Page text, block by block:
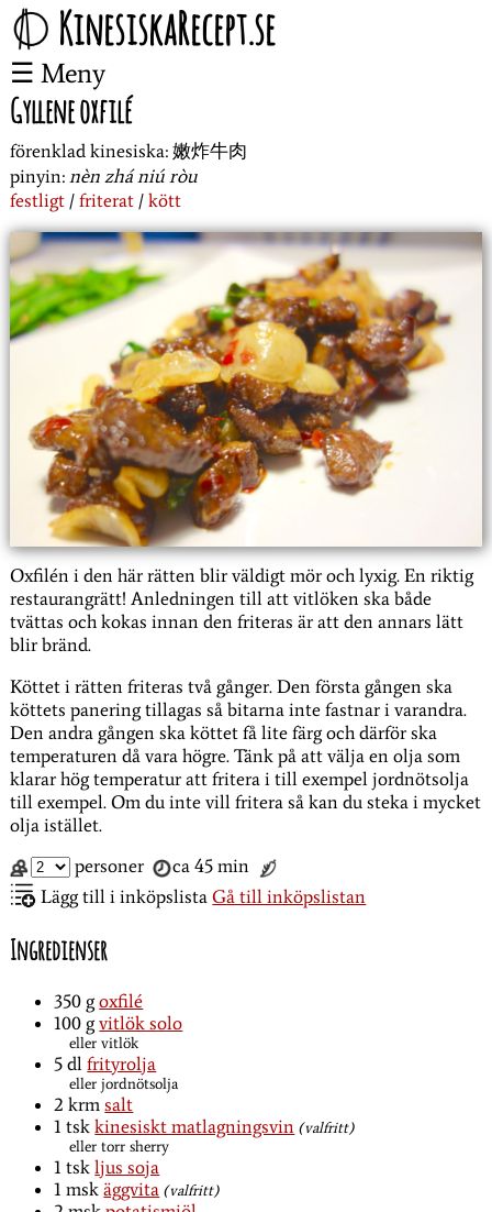
KinesiskaRecept.se
Meny
Gyllene oxfilé
förenklad kinesiska:嫩炸牛肉
pinyin:nèn zhá niú ròu
festligt
friterat kött
Oxfilén i den här rätten blir väldigt mör och lyxig. En riktig
restaurangrätt! Anledningen till att vitlöken ska både
tvättas och kokas innan den friteras är att den annars lätt
blir bränd.
Köttet i rätten friteras två gånger. Den första gången ska
köttets panering tillagas så bitarna inte fastnar i varandra.
Den andra gången ska köttet få lite färg och därför ska
temperaturen då vara högre. Tänk på att välja en olja som
klarar hög temperatur att fritera i till exempel jordnötsolja
till exempel. Om du inte vill fritera så kan du steka i mycket
olja istället.
personer
ca 45 min
Lägg till i inköpslistaGå till inköpslistan
Ingredienser
350 g oxfilé
100 g vitlök solo
eller vitlök
5 dl frityrolja
eller jordnötsolja
2 krm salt
1 tsk kinesiskt matlagningsvin (valfritt)
eller torr sherry
1 tsk ljus soja
1 msk äggvita (valfritt)